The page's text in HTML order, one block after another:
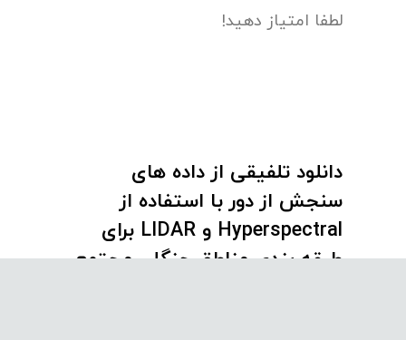
لطفا امتیاز دهید!
دانلود تلفیقی از داده های
سنجش از دور با استفاده از
Hyperspectral و LIDAR برای
طبقه بندی مناطق جنگلی مجتمع